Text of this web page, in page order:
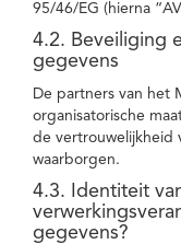
95/46/EG (hierna
4.2. Beveiliging
gegevens
De partners van het
organisatorische
de vertrouwelijkheid
waarborgen.
4.3. Identiteit
gegevens?